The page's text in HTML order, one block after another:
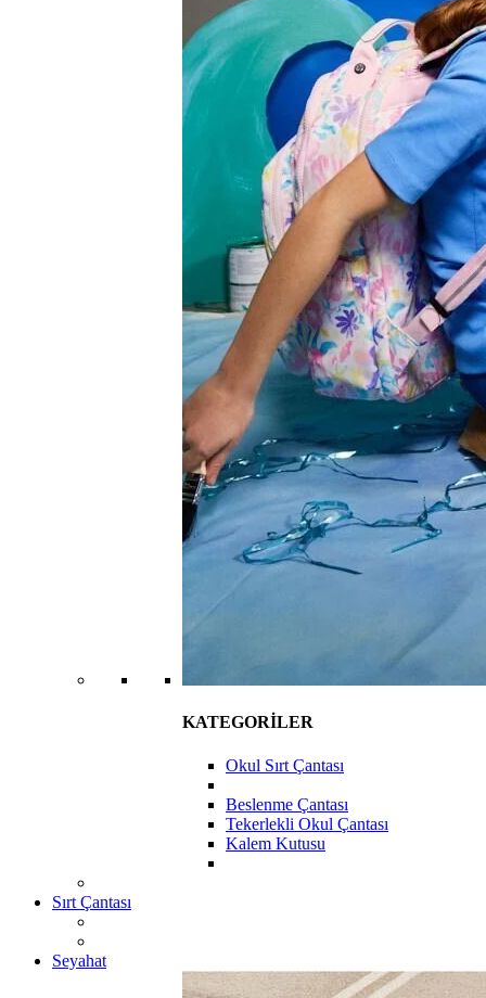
KATEGORİLER
Okul Sırt Çantası
Beslenme Çantası
Tekerlekli Okul Çantası
Kalem Kutusu
Sırt Çantası
Seyahat